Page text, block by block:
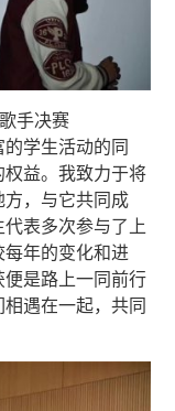
手决赛
学生活动的同
益。我致力于将
，与它共同成
表多次参与了上
年的变化和进
是路上一同前行
遇在一起，共同